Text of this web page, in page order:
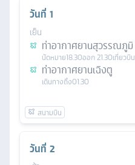
วันที่ 1
เย็น
ท่าอากาศยานสุวรรณภูมิ
นัดหมาย18.30ออก21.30เที่ยวบิน
ท่าอากาศยานเฉิงตู
เดินทางถึง01.30
วันที่ 2